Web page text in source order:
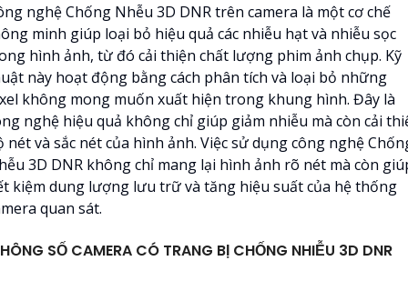
nghệ Chống Nhễu 3D DNR trên camera là một cơ chế
minh giúp loại bỏ hiệu quả các nhiễu hạt và nhiễu sọc
hình ảnh, từ đó cải thiện chất lượng phim ảnh chụp. Kỹ
này hoạt động bằng cách phân tích và loại bỏ những
không mong muốn xuất hiện trong khung hình. Đây là
nghệ hiệu quả không chỉ giúp giảm nhiễu mà còn cải
nét và sắc nét của hình ảnh. Việc sử dụng công nghệ
3D DNR không chỉ mang lại hình ảnh rõ nét mà còn
kiệm dung lượng lưu trữ và tăng hiệu suất của hệ thống
quan sát.
SỐ CAMERA CÓ TRANG BỊ CHỐNG NHIỄU 3D DNR